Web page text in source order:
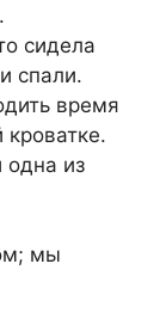
сидела
спали.
время
одна из
мы